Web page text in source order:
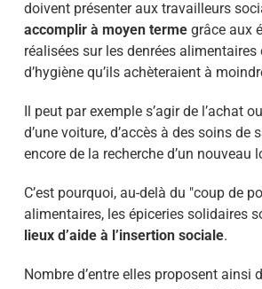
doivent présenter aux travailleurs
accomplir à moyen terme grâce aux
réalisées sur les denrées
d’hygiène qu’ils achèteraient à
Il peut par exemple s’agir de l’achat
d’une voiture, d’accès à des soins de
encore de la recherche d’un nouveau
C’est pourquoi, au-delà du "coup de
alimentaires, les épiceries solidaires
lieux d’aide à l’insertion sociale.
Nombre d’entre elles proposent ainsi